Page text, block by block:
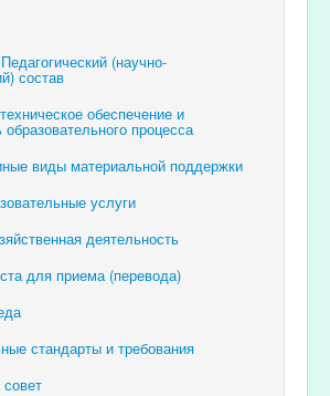
(научно-
состав
обеспечение и
процесса
виды материальной поддержки
услуги
деятельность
для приема (перевода)
стандарты и требования